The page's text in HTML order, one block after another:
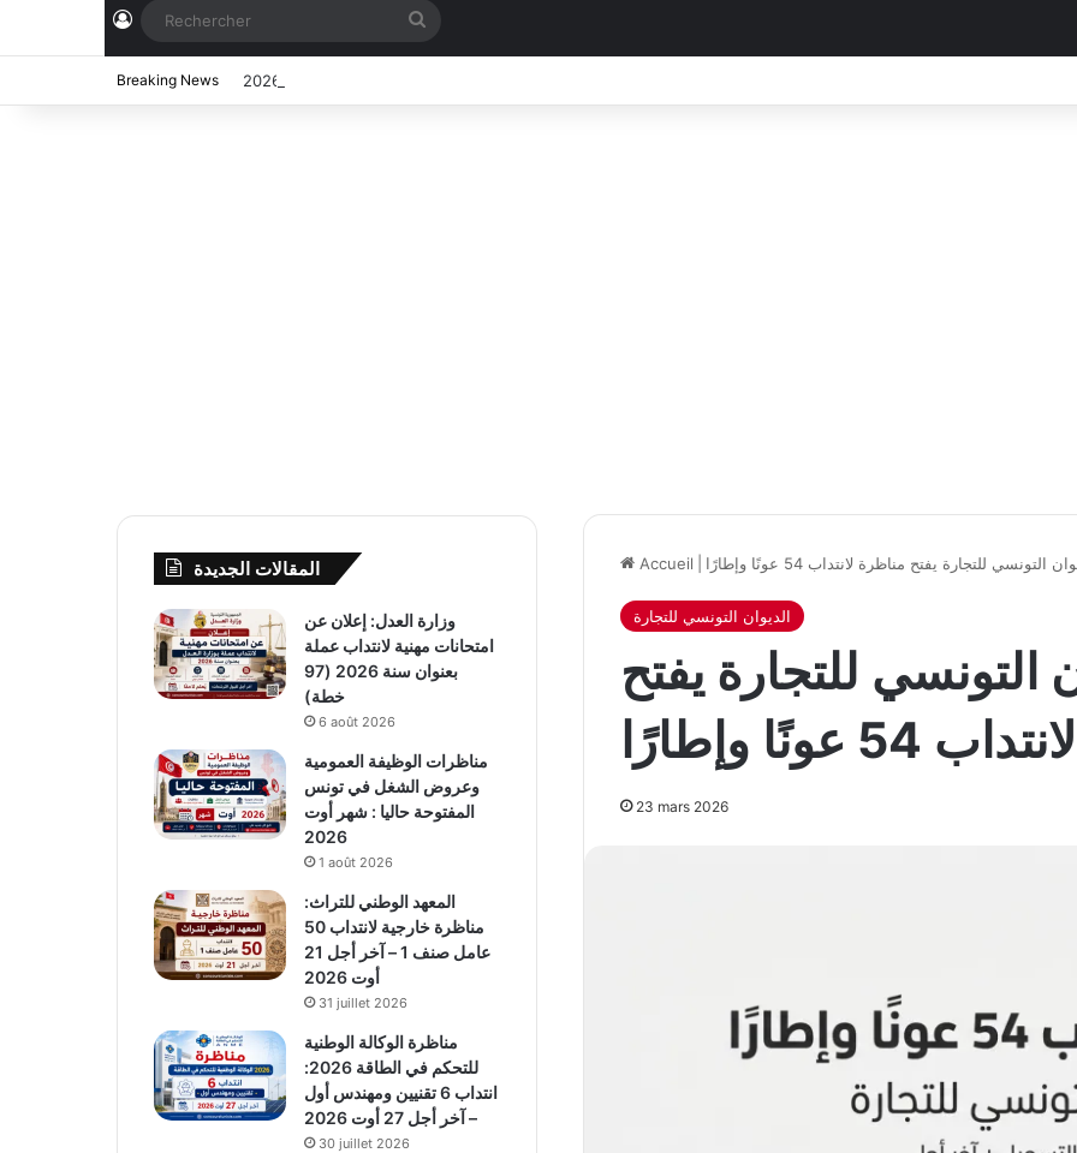
Connexion
Breaking News
Accueil للتجارة يفتح مناظرة لانتداب 54 عونًا وإطارًا
الديوان التونسي للتجارة
التونسي للتجارة يفتح
عونًا وإطارًا
23 mars 2026
المقالات الجديدة
وزارة العدل: إعلان عن
امتحانات مهنية لانتداب عملة
بعنوان سنة 2026 (97
خطة)
6 août 2026
مناظرات الوظيفة العمومية
وعروض الشغل في تونس
المفتوحة حاليا : شهر أوت
2026
1 août 2026
المعهد الوطني للتراث:
مناظرة خارجية لانتداب 50
عامل صنف 1 – آخر أجل 21
أوت 2026
31 juillet 2026
مناظرة الوكالة الوطنية
للتحكم في الطاقة 2026:
انتداب 6 تقنيين ومهندس أول
– آخر أجل 27 أوت 2026
30 juillet 2026